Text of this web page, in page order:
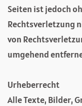
Seiten ist jedoch
Rechtsverletzung
von
umgehend
Urheberrecht
Alle Texte, Bilder,